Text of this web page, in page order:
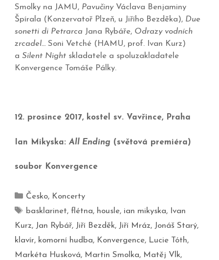
Smolky na JAMU, PavučinyVáclava Benjaminy
Špírala (Konzervatoř Plzeň, u Jiřího Bezděka), Due
sonetti di Petrarca Jana Rybáře, Odrazy vodních
zrcadel… Soni Vetché (HAMU, prof. Ivan Kurz)
a Silent Night skladatele a spoluzakladatele
Konvergence Tomáše Pálky.
12. prosince 2017, kostel sv. Vavřince, Praha
Ian Mikyska: All Ending (světová premiéra)
soubor Konvergence
Česko, Koncerty
basklarinet, flétna, housle, ian mikyska, Ivan
Kurz, Jan Rybář, Jiří Bezděk, Jiří Mráz, Jonáš Starý,
klavír, komorní hudba, Konvergence, Lucie Tóth,
Markéta Husková, Martin Smolka, Matěj Vlk,